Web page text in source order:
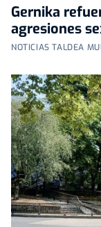
Gernika
agresiones
NOTICIAS TALDEA